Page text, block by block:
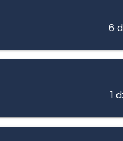
6
1